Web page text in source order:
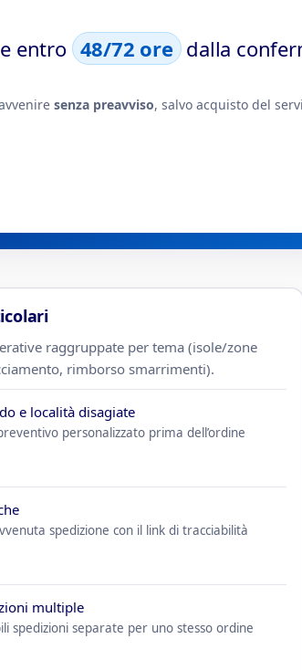
entro 48/72 ore dalla
senza preavviso, salvo acquisto del
raggruppate per tema (isole/zone
rimborso smarrimenti).
e località disagiate
personalizzato prima dell’ordine
spedizione con il link di tracciabilità
multiple
spedizioni separate per uno stesso ordine